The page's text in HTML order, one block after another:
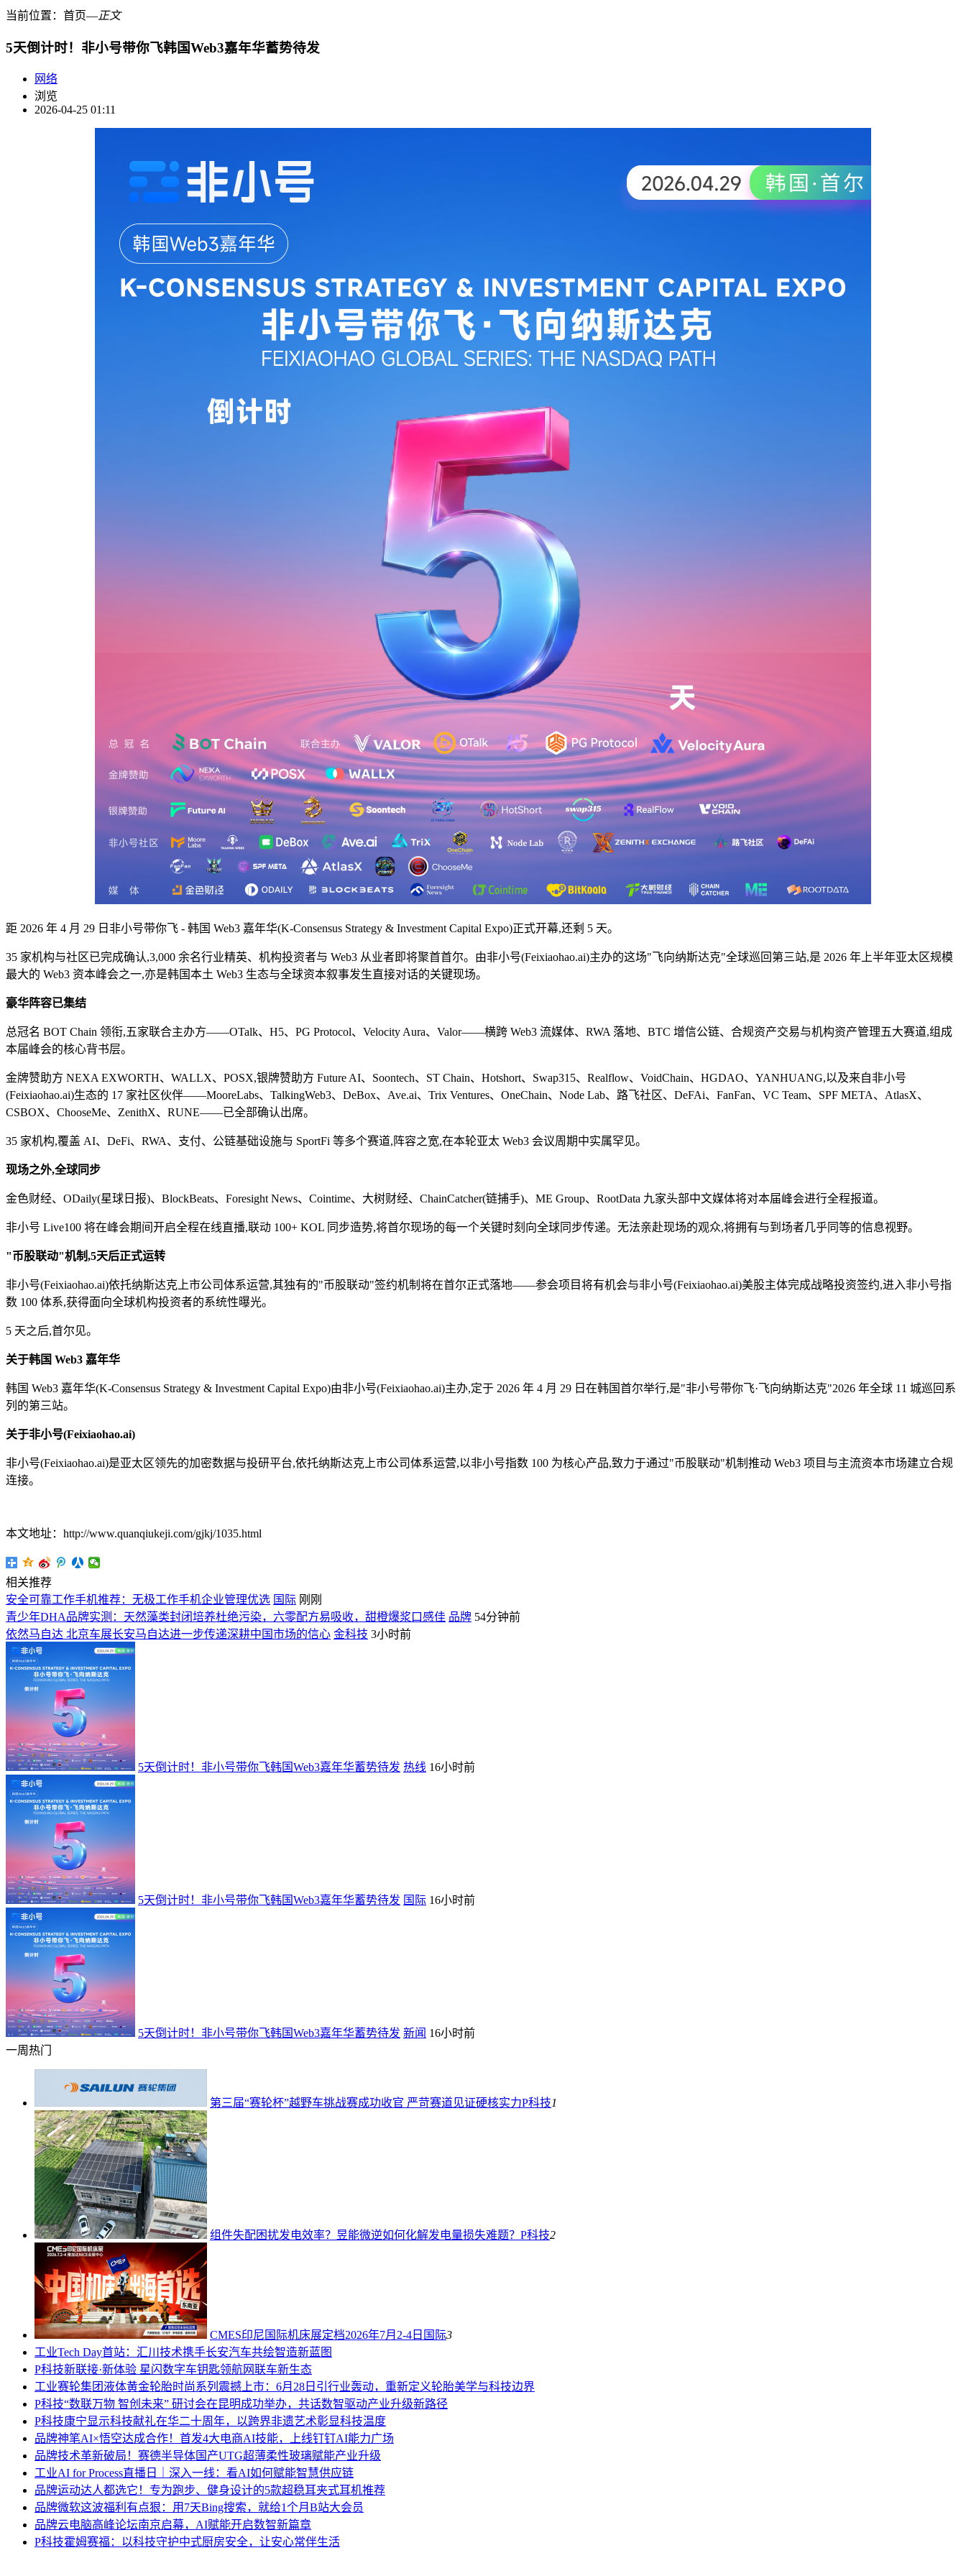
当前位置： 首页―正文
5天倒计时！非小号带你飞韩国Web3嘉年华蓄势待发
网络
浏览
2026-04-25 01:11
距 2026 年 4 月 29 日非小号带你飞 - 韩国 Web3 嘉年华(K-Consensus Strategy & Investment Capital Expo)正式开幕,还剩 5 天。
35 家机构与社区已完成确认,3,000 余名行业精英、机构投资者与 Web3 从业者即将聚首首尔。由非小号(Feixiaohao.ai)主办的这场"飞向纳斯达克"全球巡回第三站,是 2026 年上半年亚太区规模
最大的 Web3 资本峰会之一,亦是韩国本土 Web3 生态与全球资本叙事发生直接对话的关键现场。
豪华阵容已集结
总冠名 BOT Chain 领衔,五家联合主办方——OTalk、H5、PG Protocol、Velocity Aura、Valor——横跨 Web3 流媒体、RWA 落地、BTC 增信公链、合规资产交易与机构资产管理五大赛道,组成
本届峰会的核心背书层。
金牌赞助方 NEXA EXWORTH、WALLX、POSX,银牌赞助方 Future AI、Soontech、ST Chain、Hotshort、Swap315、Realflow、VoidChain、HGDAO、YANHUANG,以及来自非小号
(Feixiaohao.ai)生态的 17 家社区伙伴——MooreLabs、TalkingWeb3、DeBox、Ave.ai、Trix Ventures、OneChain、Node Lab、路飞社区、DeFAi、FanFan、VC Team、SPF META、AtlasX、
CSBOX、ChooseMe、ZenithX、RUNE——已全部确认出席。
35 家机构,覆盖 AI、DeFi、RWA、支付、公链基础设施与 SportFi 等多个赛道,阵容之宽,在本轮亚太 Web3 会议周期中实属罕见。
现场之外,全球同步
金色财经、ODaily(星球日报)、BlockBeats、Foresight News、Cointime、大树财经、ChainCatcher(链捕手)、ME Group、RootData 九家头部中文媒体将对本届峰会进行全程报道。
非小号 Live100 将在峰会期间开启全程在线直播,联动 100+ KOL 同步造势,将首尔现场的每一个关键时刻向全球同步传递。无法亲赴现场的观众,将拥有与到场者几乎同等的信息视野。
"币股联动"机制,5天后正式运转
非小号(Feixiaohao.ai)依托纳斯达克上市公司体系运营,其独有的"币股联动"签约机制将在首尔正式落地——参会项目将有机会与非小号(Feixiaohao.ai)美股主体完成战略投资签约,进入非小号指
数 100 体系,获得面向全球机构投资者的系统性曝光。
5 天之后,首尔见。
关于韩国 Web3 嘉年华
韩国 Web3 嘉年华(K-Consensus Strategy & Investment Capital Expo)由非小号(Feixiaohao.ai)主办,定于 2026 年 4 月 29 日在韩国首尔举行,是"非小号带你飞·飞向纳斯达克"2026 年全球 11 城巡回系
列的第三站。
关于非小号(Feixiaohao.ai)
非小号(Feixiaohao.ai)是亚太区领先的加密数据与投研平台,依托纳斯达克上市公司体系运营,以非小号指数 100 为核心产品,致力于通过"币股联动"机制推动 Web3 项目与主流资本市场建立合规
连接。
本文地址：http://www.quanqiukeji.com/gjkj/1035.html
相关推荐
安全可靠工作手机推荐：无极工作手机企业管理优选 国际 刚刚
青少年DHA品牌实测：天然藻类封闭培养杜绝污染，六零配方易吸收，甜橙爆浆口感佳 品牌 54分钟前
依然马自达 北京车展长安马自达进一步传递深耕中国市场的信心 金科技 3小时前
5天倒计时！非小号带你飞韩国Web3嘉年华蓄势待发 热线 16小时前
5天倒计时！非小号带你飞韩国Web3嘉年华蓄势待发 国际 16小时前
5天倒计时！非小号带你飞韩国Web3嘉年华蓄势待发 新闻 16小时前
一周热门
第三届“赛轮杯”越野车挑战赛成功收官 严苛赛道见证硬核实力P科技1
组件失配困扰发电效率？昱能微逆如何化解发电量损失难题？ P科技2
CMES印尼国际机床展定档2026年7月2-4日 国际3
工业Tech Day首站：汇川技术携手长安汽车共绘智造新蓝图
P科技新联接·新体验 星闪数字车钥匙领航网联车新生态
工业赛轮集团液体黄金轮胎时尚系列震撼上市：6月28日引行业轰动，重新定义轮胎美学与科技边界
P科技“数联万物 智创未来” 研讨会在昆明成功举办，共话数智驱动产业升级新路径
P科技康宁显示科技献礼在华二十周年，以跨界非遗艺术彰显科技温度
品牌神笔AI×悟空达成合作！首发4大电商AI技能，上线钉钉AI能力广场
品牌技术革新破局！赛德半导体国产UTG超薄柔性玻璃赋能产业升级
工业AI for Process直播日｜深入一线：看AI如何赋能智慧供应链
品牌运动达人都选它！专为跑步、健身设计的5款超稳耳夹式耳机推荐
品牌微软这波福利有点狠：用7天Bing搜索，就给1个月B站大会员
品牌云电脑高峰论坛南京启幕，AI赋能开启数智新篇章
P科技霍姆赛福：以科技守护中式厨房安全，让安心常伴生活